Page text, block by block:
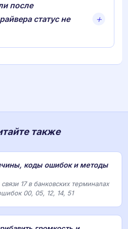
после
статус не
также
коды ошибок и методы
17 в банковских терминалах
00, 05, 12, 14, 51